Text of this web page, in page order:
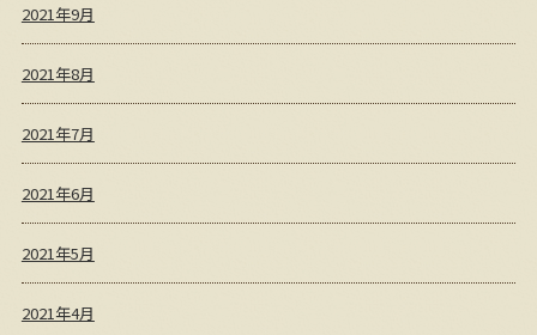
2021年9月
2021年8月
2021年7月
2021年6月
2021年5月
2021年4月